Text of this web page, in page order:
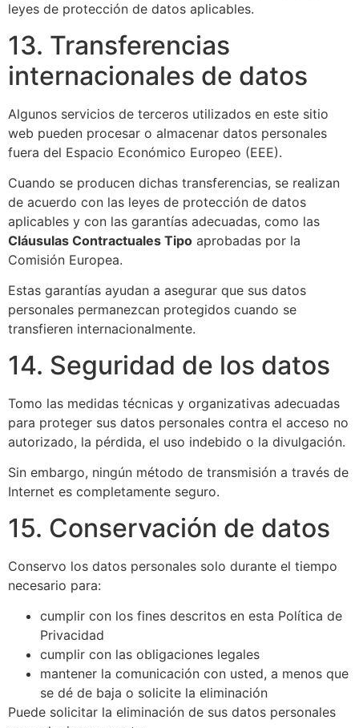
leyes de protección de datos aplicables.
13. Transferencias
internacionales de datos
Algunos servicios de terceros utilizados en este sitio
web pueden procesar o almacenar datos personales
fuera del Espacio Económico Europeo (EEE).
Cuando se producen dichas transferencias, se realizan
de acuerdo con las leyes de protección de datos
aplicables y con las garantías adecuadas, como las
Cláusulas Contractuales Tipo aprobadas por la
Comisión Europea.
Estas garantías ayudan a asegurar que sus datos
personales permanezcan protegidos cuando se
transfieren internacionalmente.
14. Seguridad de los datos
Tomo las medidas técnicas y organizativas adecuadas
para proteger sus datos personales contra el acceso no
autorizado, la pérdida, el uso indebido o la divulgación.
Sin embargo, ningún método de transmisión a través de
Internet es completamente seguro.
15. Conservación de datos
Conservo los datos personales solo durante el tiempo
necesario para:
cumplir con los fines descritos en esta Política de
Privacidad
cumplir con las obligaciones legales
mantener la comunicación con usted, a menos que
se dé de baja o solicite la eliminación
Puede solicitar la eliminación de sus datos personales